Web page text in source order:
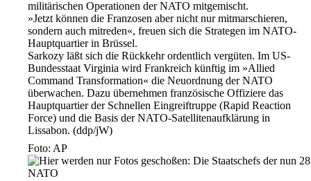
militärischen Operationen der NATO mitgemischt.
»Jetzt können die Franzosen aber nicht nur mitmarschieren,
sondern auch mitreden«, freuen sich die Strategen im NATO-
Hauptquartier in Brüssel.
Sarkozy läßt sich die Rückkehr ordentlich vergüten. Im US-
Bundesstaat Virginia wird Frankreich künftig im »Allied
Command Transformation« die Neuordnung der NATO
überwachen. Dazu übernehmen französische Offiziere das
Hauptquartier der Schnellen Eingreiftruppe (Rapid Reaction
Force) und die Basis der NATO-Satellitenaufklärung in
Lissabon. (ddp/jW)
Foto: AP